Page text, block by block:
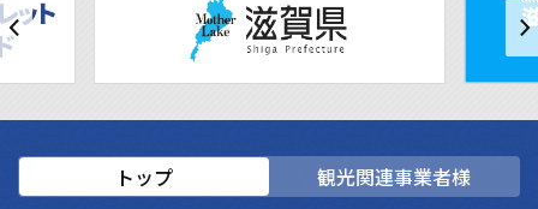
トップ 観光関連事業者様